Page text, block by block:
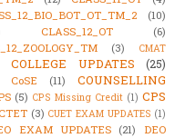
(10)
CLASS_12_OT
(6)
(3)
CMAT
COLLEGE UPDATES (25)
CoSE (11)
COUNSELLING
(5) CPS Missing Credit (1) CPS
(3) CUET EXAM UPDATES (1)
EXAM UPDATES (21)
DEO